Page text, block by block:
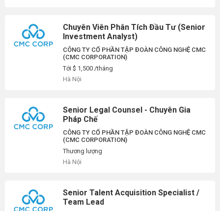
Chuyên Viên Phân Tích Đầu Tư (Senior
Investment Analyst)
CÔNG TY CỔ PHẦN TẬP ĐOÀN CÔNG NGHỆ CMC
(CMC CORPORATION)
Tới $ 1,500 /tháng
Hà Nội
Senior Legal Counsel - Chuyên Gia
Pháp Chế
CÔNG TY CỔ PHẦN TẬP ĐOÀN CÔNG NGHỆ CMC
(CMC CORPORATION)
Thương lượng
Hà Nội
Senior Talent Acquisition Specialist /
Team Lead